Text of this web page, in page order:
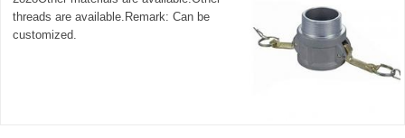
threads are available.Remark: Can be
customized.